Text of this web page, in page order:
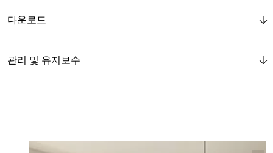
다운로드
관리 및 유지보수